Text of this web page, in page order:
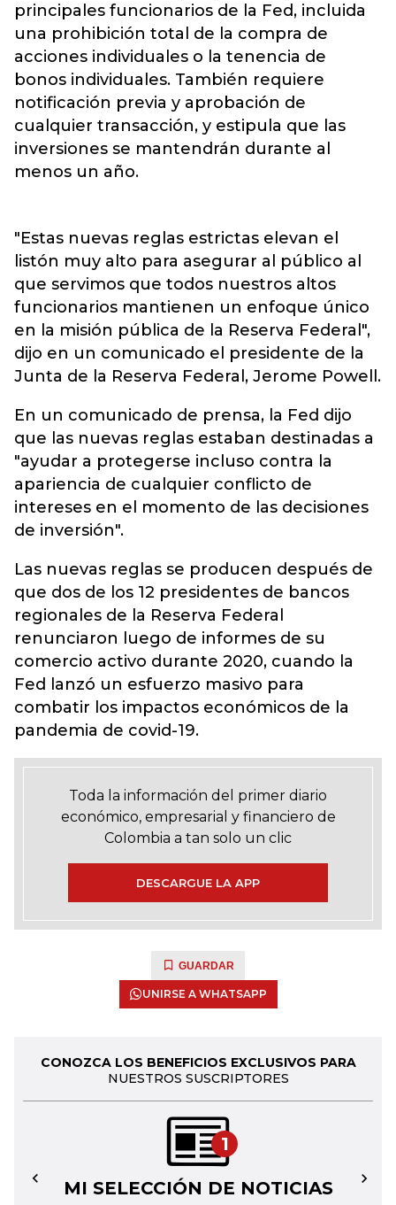
principales funcionarios de la Fed, incluida
una prohibición total de la compra de
acciones individuales o la tenencia de
bonos individuales. También requiere
notificación previa y aprobación de
cualquier transacción, y estipula que las
inversiones se mantendrán durante al
menos un año.
"Estas nuevas reglas estrictas elevan el
listón muy alto para asegurar al público al
que servimos que todos nuestros altos
funcionarios mantienen un enfoque único
en la misión pública de la Reserva Federal",
dijo en un comunicado el presidente de la
Junta de la Reserva Federal, Jerome Powell.
En un comunicado de prensa, la Fed dijo
que las nuevas reglas estaban destinadas a
"ayudar a protegerse incluso contra la
apariencia de cualquier conflicto de
intereses en el momento de las decisiones
de inversión".
Las nuevas reglas se producen después de
que dos de los 12 presidentes de bancos
regionales de la Reserva Federal
renunciaron luego de informes de su
comercio activo durante 2020, cuando la
Fed lanzó un esfuerzo masivo para
combatir los impactos económicos de la
pandemia de covid-19.
Toda la información del primer diario
económico, empresarial y financiero de
Colombia a tan solo un clic
DESCARGUE LA APP
GUARDAR
UNIRSE A WHATSAPP
CONOZCA LOS BENEFICIOS EXCLUSIVOS PARA
NUESTROS SUSCRIPTORES
1
MI SELECCIÓN DE NOTICIAS
← →